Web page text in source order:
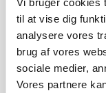
til at vise dig
analysere vores
brug af vores
sociale medier,
Vores partnere